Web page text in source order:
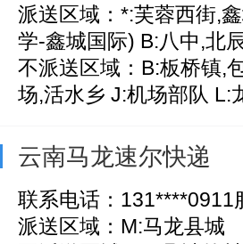
派送区域：*:芙蓉西街,
学-鑫城国际) B:八中,北
不派送区域：B:板桥镇,
场,活水乡 J:机场部队 L:
云南马龙速尔快递
联系电话：
派送区域：M:马龙县城